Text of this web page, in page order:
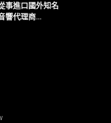
事進口國外知名
響代理商…